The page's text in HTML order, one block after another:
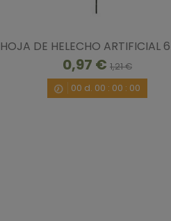
HOJA DE HELECHO ARTIFICIAL
0,97 € 1,21 €
00 d. 00 : 00 : 00